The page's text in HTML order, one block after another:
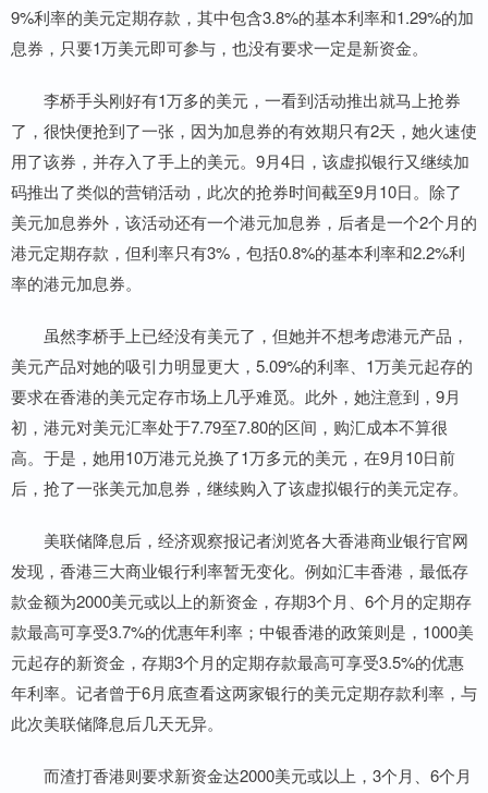
9%利率的美元定期存款，其中包含3.8%的基本利率和1.29%的加
息券，只要1万美元即可参与，也没有要求一定是新资金。
李桥手头刚好有1万多的美元，一看到活动推出就马上抢券
了，很快便抢到了一张，因为加息券的有效期只有2天，她火速使
用了该券，并存入了手上的美元。9月4日，该虚拟银行又继续加
码推出了类似的营销活动，此次的抢券时间截至9月10日。除了
美元加息券外，该活动还有一个港元加息券，后者是一个2个月的
港元定期存款，但利率只有3%，包括0.8%的基本利率和2.2%利
率的港元加息券。
虽然李桥手上已经没有美元了，但她并不想考虑港元产品，
美元产品对她的吸引力明显更大，5.09%的利率、1万美元起存的
要求在香港的美元定存市场上几乎难觅。此外，她注意到，9月
初，港元对美元汇率处于7.79至7.80的区间，购汇成本不算很
高。于是，她用10万港元兑换了1万多元的美元，在9月10日前
后，抢了一张美元加息券，继续购入了该虚拟银行的美元定存。
美联储降息后，经济观察报记者浏览各大香港商业银行官网
发现，香港三大商业银行利率暂无变化。例如汇丰香港，最低存
款金额为2000美元或以上的新资金，存期3个月、6个月的定期存
款最高可享受3.7%的优惠年利率；中银香港的政策则是，1000美
元起存的新资金，存期3个月的定期存款最高可享受3.5%的优惠
年利率。记者曾于6月底查看这两家银行的美元定期存款利率，与
此次美联储降息后几天无异。
而渣打香港则要求新资金达2000美元或以上，3个月、6个月